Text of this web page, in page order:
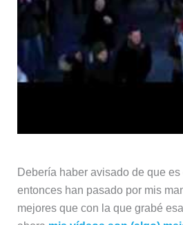
Debería haber avisado de que
entonces han pasado por mis
mejores que con la que grabé